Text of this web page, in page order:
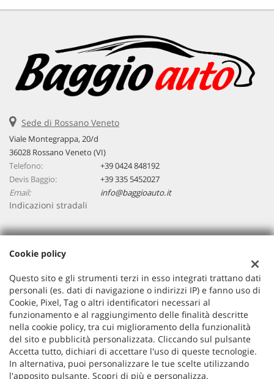
Sede di Rossano Veneto
Viale Montegrappa, 20/d
36028 Rossano Veneto (VI)
Telefono:
+39 0424 848192
Devis Baggio:
+39 335 5452027
Email:
info@baggioauto.it
Indicazioni stradali
Dati fiscali:
Baggio Auto Srl
Viale Montegrappa, 20/a, Rossano Veneto (VI)
C.F/P.IVA:03251490243
Registro delle imprese:VI
Cookie policy
Questo sito e gli strumenti terzi in esso integrati trattano dati
personali (es. dati di navigazione o indirizzi IP) e fanno uso di
Cookie, Pixel, Tag o altri identificatori necessari al
funzionamento e al raggiungimento delle finalità descritte
nella cookie policy, tra cui miglioramento della funzionalità
del sito e pubblicità personalizzata. Cliccando sul pulsante
Accetta tutto, dichiari di accettare l'uso di queste tecnologie.
In alternativa, puoi personalizzare le tue scelte utilizzando
l'apposito pulsante. Scopri di più e personalizza.